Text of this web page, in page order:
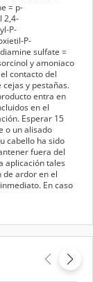
= p-
2,4-
P-
P-
sulfate =
y amoniaco
contacto del
y pestañas.
entra en
en el
Esperar 15
o un alisado
cabello ha sido
fuera del
aplicación tales
de ardor en el
En caso